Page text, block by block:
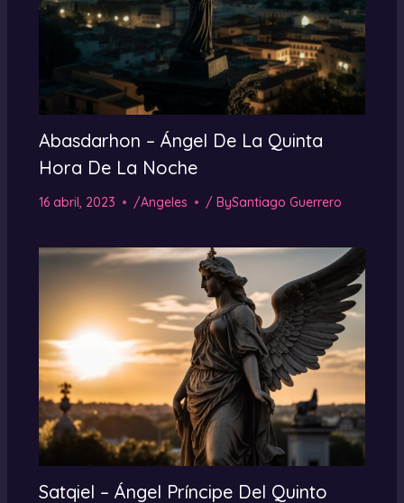
Abasdarhon – Ángel De La Quinta
Hora De La Noche
16 abril, 2023 /Angeles / BySantiago Guerrero
Satqiel – Ángel Príncipe Del Quinto